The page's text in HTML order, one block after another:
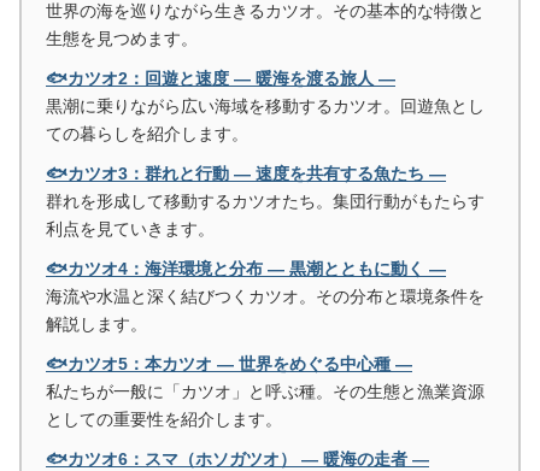
世界の海を巡りながら生きるカツオ。その基本的な特徴と
生態を見つめます。
🐟カツオ2：回遊と速度 ― 暖海を渡る旅人 ―
黒潮に乗りながら広い海域を移動するカツオ。回遊魚とし
ての暮らしを紹介します。
🐟カツオ3：群れと行動 ― 速度を共有する魚たち ―
群れを形成して移動するカツオたち。集団行動がもたらす
利点を見ていきます。
🐟カツオ4：海洋環境と分布 ― 黒潮とともに動く ―
海流や水温と深く結びつくカツオ。その分布と環境条件を
解説します。
🐟カツオ5：本カツオ ― 世界をめぐる中心種 ―
私たちが一般に「カツオ」と呼ぶ種。その生態と漁業資源
としての重要性を紹介します。
🐟カツオ6：スマ（ホソガツオ） ― 暖海の走者 ―